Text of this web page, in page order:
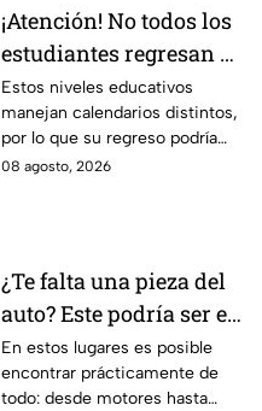
¡Atención! No todos los
estudiantes regresan a
clases; este es el
calendario escolar
2026-2027; ¿afectará a
Guanajuato?
Estos niveles educativos
manejan calendarios distintos,
por lo que su regreso podría
ser antes o después.
08 agosto, 2026
¿Te falta una pieza del
auto? Este podría ser el
lugar ideal para los
automovilistas
En estos lugares es posible
encontrar prácticamente de
todo: desde motores hasta